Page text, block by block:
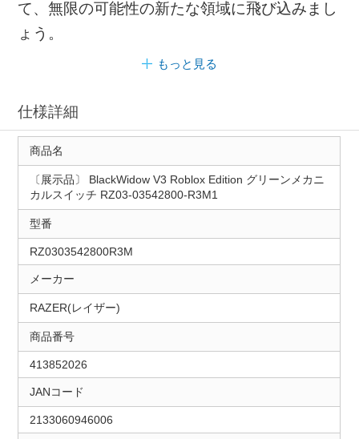
て、無限の可能性の新たな領域に飛び込みまし
ょう。
もっと見る
仕様詳細
商品名
〔展示品〕 BlackWidow V3 Roblox Edition グリーンメカニ
カルスイッチ RZ03-03542800-R3M1
型番
RZ0303542800R3M
メーカー
RAZER(レイザー)
商品番号
413852026
JANコード
2133060946006